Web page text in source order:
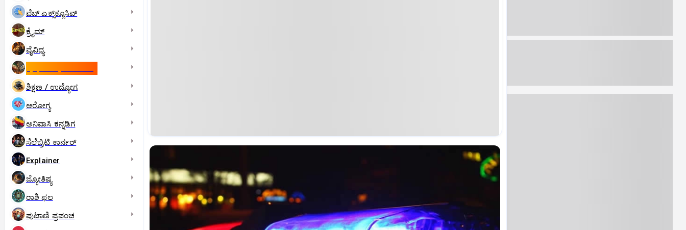
ವೆಬ್ ಎಕ್ಸ್‌ಕ್ಲೂಸಿವ್
ಕ್ರೈಮ್
ವೈವಿಧ್ಯ
ಶಿಕ್ಷಣ / ಉದ್ಯೋಗ
ಆರೋಗ್ಯ
ಅನಿವಾಸಿ ಕನ್ನಡಿಗ
ಸೆಲೆಬ್ರಿಟಿ ಕಾರ್ನರ್‌
Explainer
ಜ್ಯೋತಿಷ್ಯ
ರಾಶಿ ಫಲ
ಪುಟಾಣಿ ಪ್ರಪಂಚ